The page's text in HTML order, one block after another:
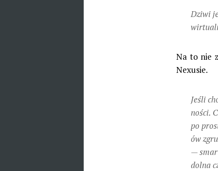
Dziwi
Na to nie
Nexusie.
Jeśli
no­ści.
po
ów
—
dolna